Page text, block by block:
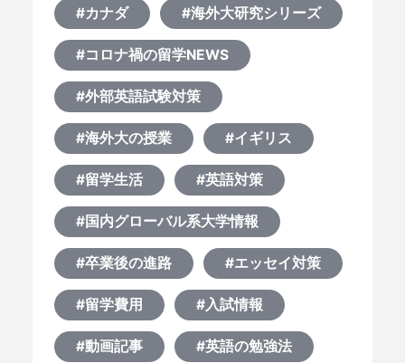
何から始める？
ブログ
おすすめ特集
EVENTS
#カナダ #海外大研究シリーズ
#コロナ禍の留学NEWS
#外部英語試験対策
#海外大の授業 #イギリス
#留学生活 #英語対策
#国内グローバル系大学情報
#卒業後の進路 #エッセイ対策
#留学費用 #入試情報
#動画記事 #英語の勉強法